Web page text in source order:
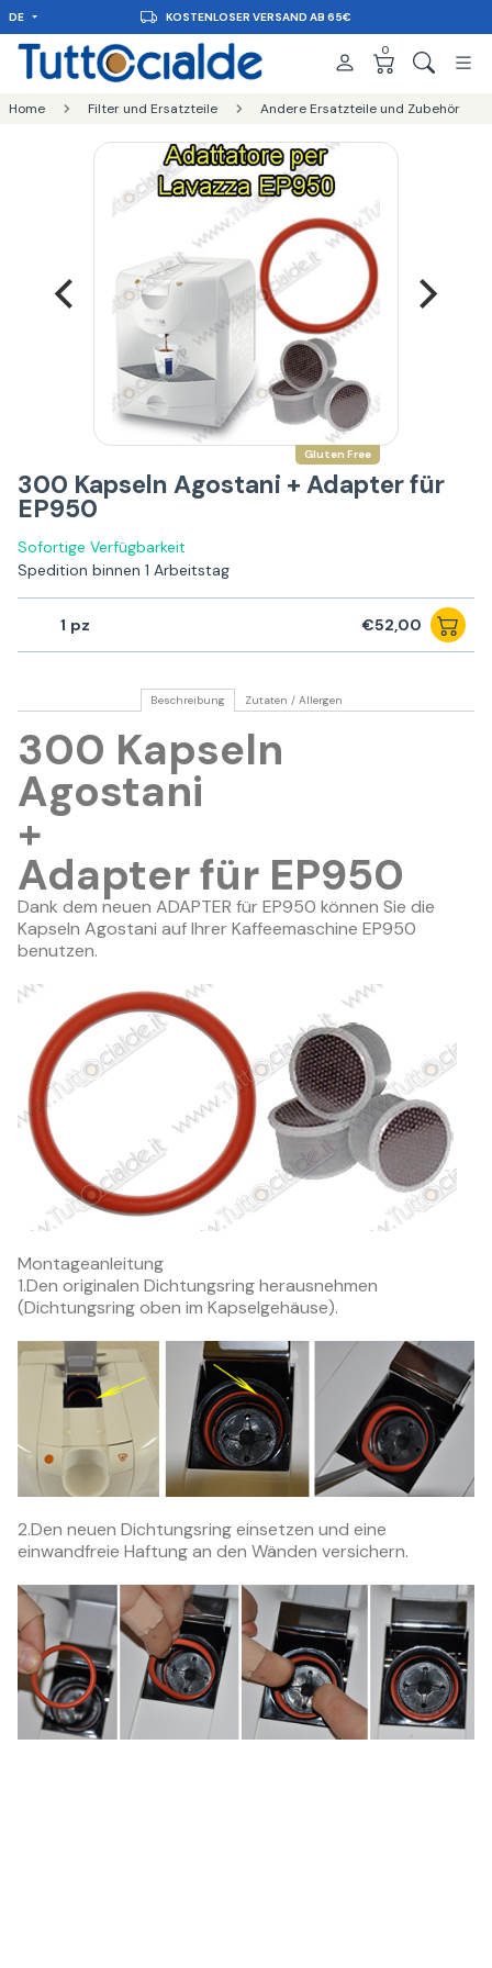
DE KOSTENLOSER VERSAND AB 65€
0
Home Filter und Ersatzteile Andere Ersatzteile und Zubehör
Gluten Free
300 Kapseln Agostani + Adapter für
EP950
Sofortige Verfügbarkeit
Spedition binnen 1 Arbeitstag
1 €52,00
Beschreibung Zutaten / Allergen
300 Kapseln
Agostani
+
Adapter für EP950
Dank dem neuen ADAPTER für EP950 können Sie die
Kapseln Agostani auf Ihrer Kaffeemaschine EP950
benutzen.
Montageanleitung
1.Den originalen Dichtungsring herausnehmen
(Dichtungsring oben im Kapselgehäuse).
2.Den neuen Dichtungsring einsetzen und eine
einwandfreie Haftung an den Wänden versichern.